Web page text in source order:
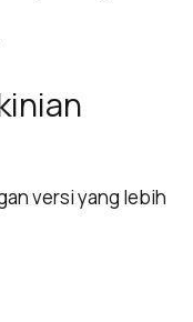
versi yang lebih